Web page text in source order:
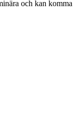
och kan komma